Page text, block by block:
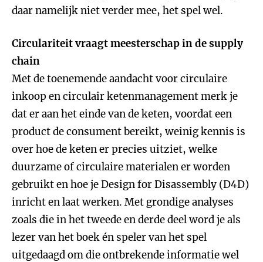
daar namelijk niet verder mee, het spel wel.
Circulariteit vraagt meesterschap in de supply
chain
Met de toenemende aandacht voor circulaire
inkoop en circulair ketenmanagement merk je
dat er aan het einde van de keten, voordat een
product de consument bereikt, weinig kennis is
over hoe de keten er precies uitziet, welke
duurzame of circulaire materialen er worden
gebruikt en hoe je Design for Disassembly (D4D)
inricht en laat werken. Met grondige analyses
zoals die in het tweede en derde deel word je als
lezer van het boek én speler van het spel
uitgedaagd om die ontbrekende informatie wel